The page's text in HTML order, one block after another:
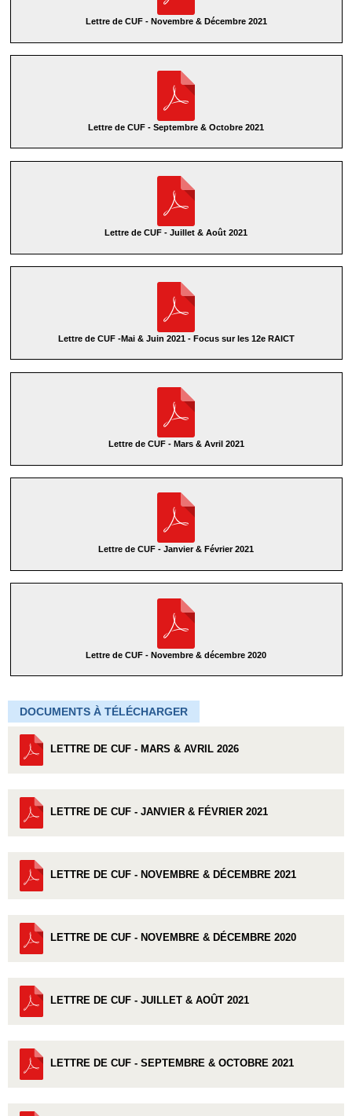
Lettre de CUF - Novembre & Décembre 2021
Lettre de CUF - Septembre & Octobre 2021
Lettre de CUF - Juillet & Août 2021
Lettre de CUF -Mai & Juin 2021 - Focus sur les 12e RAICT
Lettre de CUF - Mars & Avril 2021
Lettre de CUF - Janvier & Février 2021
Lettre de CUF - Novembre & décembre 2020
DOCUMENTS À TÉLÉCHARGER
LETTRE DE CUF - MARS & AVRIL 2026
LETTRE DE CUF - JANVIER & FÉVRIER 2021
LETTRE DE CUF - NOVEMBRE & DÉCEMBRE 2021
LETTRE DE CUF - NOVEMBRE & DÉCEMBRE 2020
LETTRE DE CUF - JUILLET & AOÛT 2021
LETTRE DE CUF - SEPTEMBRE & OCTOBRE 2021